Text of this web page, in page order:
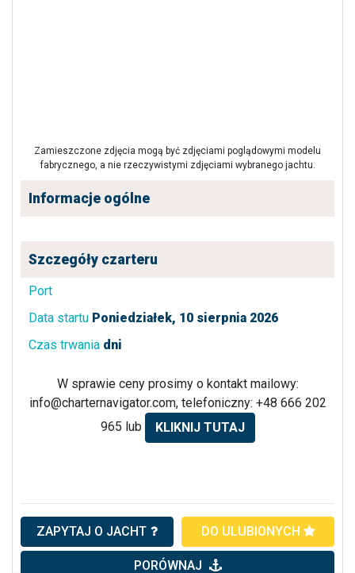
Zamieszczone zdjęcia mogą być zdjęciami poglądowymi modelu
fabrycznego, a nie rzeczywistymi zdjęciami wybranego jachtu.
Informacje ogólne
Szczegóły czarteru
Port
Data startu Poniedziałek, 10 sierpnia 2026
Czas trwania dni
W sprawie ceny prosimy o kontakt mailowy:
info@charternavigator.com, telefoniczny: +48 666 202
965 lub
KLIKNIJ TUTAJ
ZAPYTAJ O JACHT DO ULUBIONYCH
PORÓWNAJ